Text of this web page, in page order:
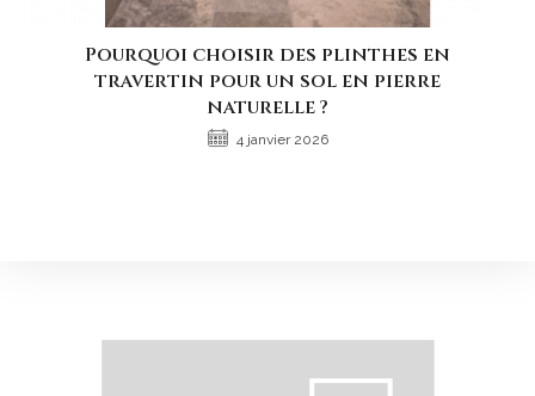
Pourquoi choisir des plinthes en
travertin pour un sol en pierre
naturelle ?
4 janvier 2026